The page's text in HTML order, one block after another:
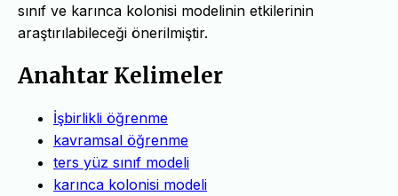
sınıf ve karınca kolonisi modelinin etkilerinin
araştırılabileceği önerilmiştir.
Anahtar Kelimeler
İşbirlikli öğrenme
kavramsal öğrenme
ters yüz sınıf modeli
karınca kolonisi modeli